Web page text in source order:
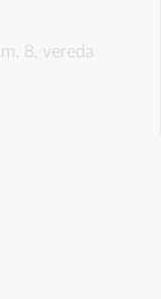
8, vereda